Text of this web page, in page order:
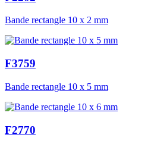
Bande rectangle 10 x 2 mm
F3759
Bande rectangle 10 x 5 mm
F2770